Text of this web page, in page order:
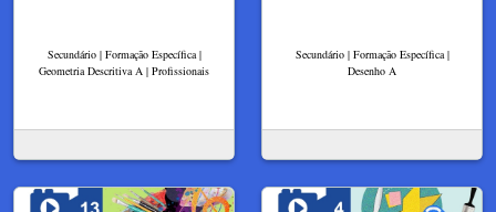
Secundário | Formação Específica |
Geometria Descritiva A | Profissionais
Secundário | Formação Específica |
Desenho A